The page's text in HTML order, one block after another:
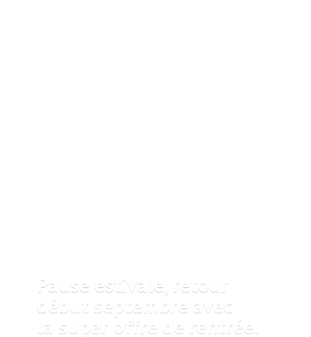
Pause estivale, retour
début septembre avec
la super offre de rentrée.